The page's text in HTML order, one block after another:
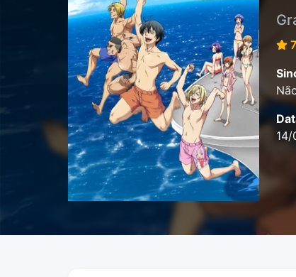
14/